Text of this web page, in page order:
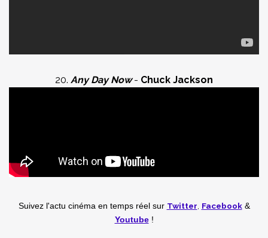
20. Any Day Now- Chuck Jackson
Suivez l'actu cinéma en temps réel sur Twitter Facebook&
Youtube!